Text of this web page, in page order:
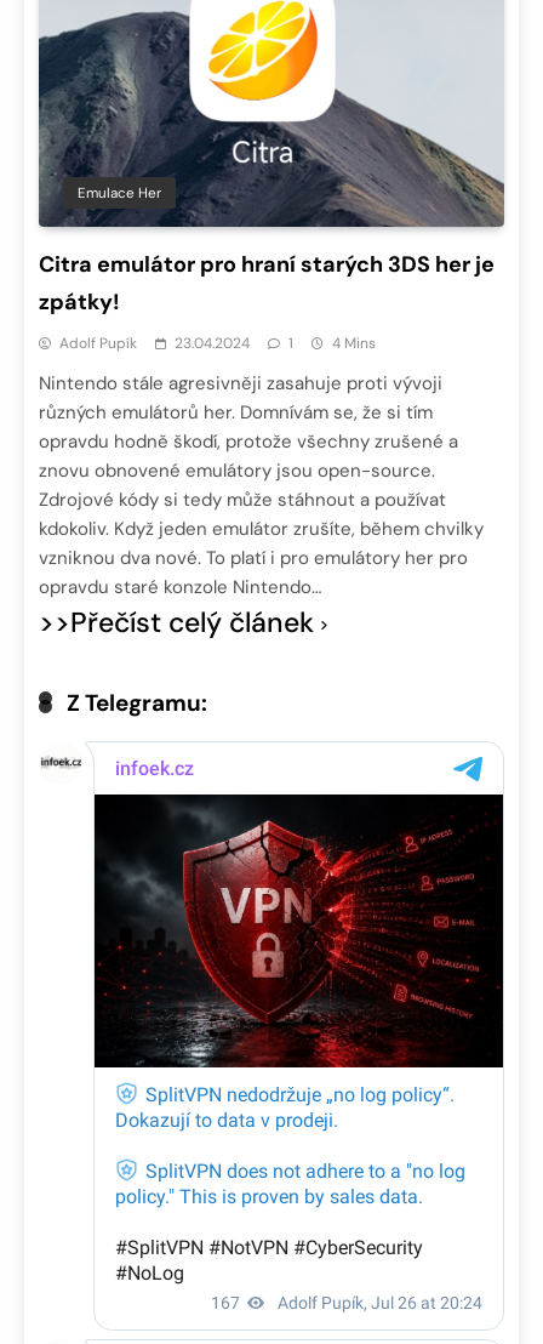
Emulace Her
Citra emulátor pro hraní starých 3DS her je
zpátky!
Adolf Pupík 23.04.2024 1 4 Mins
Nintendo stále agresivněji zasahuje proti vývoji
různých emulátorů her. Domnívám se, že si tím
opravdu hodně škodí, protože všechny zrušené a
znovu obnovené emulátory jsou open-source.
Zdrojové kódy si tedy může stáhnout a používat
kdokoliv. Když jeden emulátor zrušíte, během chvilky
vzniknou dva nové. To platí i pro emulátory her pro
opravdu staré konzole Nintendo…
>>Přečíst celý článek
Z Telegramu: